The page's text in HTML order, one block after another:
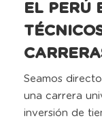
EL PERÚ
Seamos
una carrera
inversión de